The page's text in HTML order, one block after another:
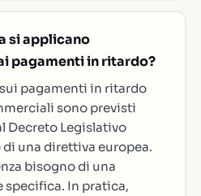
si applicano
pagamenti in ritardo?
pagamenti in ritardo
sono previsti
Decreto Legislativo
una direttiva europea.
bisogno di una
In pratica,